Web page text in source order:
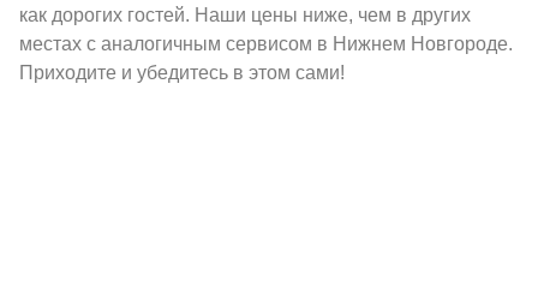
как дорогих гостей. Наши цены ниже, чем в других
местах с аналогичным сервисом в Нижнем Новгороде.
Приходите и убедитесь в этом сами!